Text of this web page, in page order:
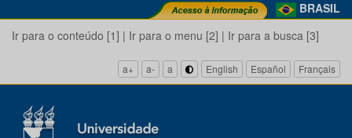
BRASIL
Ir para o conteúdo [1] | Ir para o menu [2] | Ir para a busca [3]
a+ a- a English Español Français